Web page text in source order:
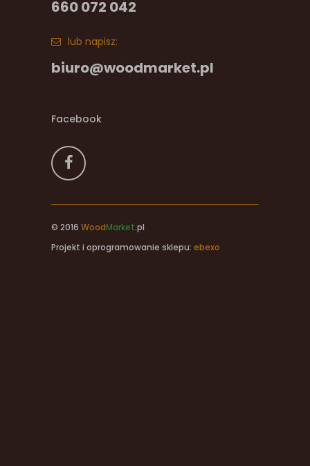
660 072 042
lub napisz:
biuro@woodmarket.pl
Facebook
© 2016 WoodMarket.pl
Projekt i oprogramowanie sklepu: ebexo